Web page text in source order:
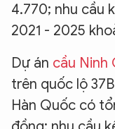
4.770; nhu cầu
2021 - 2025
Dự án cầu Ninh
trên quốc lộ
Hàn Quốc có